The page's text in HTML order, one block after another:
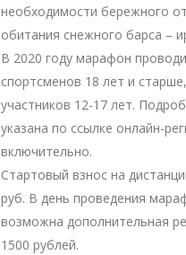
необходимости бережного
обитания снежного барса –
В 2020 году марафон
спортсменов 18 лет и
участников 12-17 лет.
указана по ссылке онлайн-
включительно.
Стартовый взнос на
руб. В день проведения
возможна дополнительная
1500 рублей.